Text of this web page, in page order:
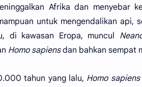
Afrika dan menyebar
untuk mengendalikan
di kawasan Eropa, muncul
Homo sapiensdan bahkan sempat
tahun yang lalu, Homo sapiens